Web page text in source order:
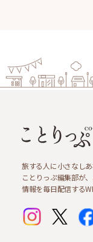
旅する人に小さなしあ
ことりっぷ編集部が
情報を毎日配信する